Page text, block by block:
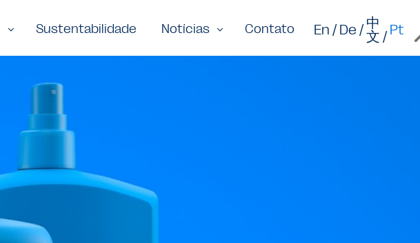
Sustentabilidade Notícias Contato En De
中
文
Pt